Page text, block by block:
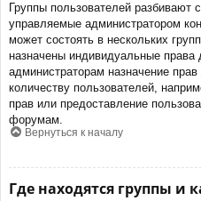
Группы пользователей разбивают
управляемые администратором
может состоять в нескольких
назначены индивидуальные права
администраторам назначение
количеству пользователей,
прав или предоставление
форумам.
Вернуться к началу
Где находятся группы и